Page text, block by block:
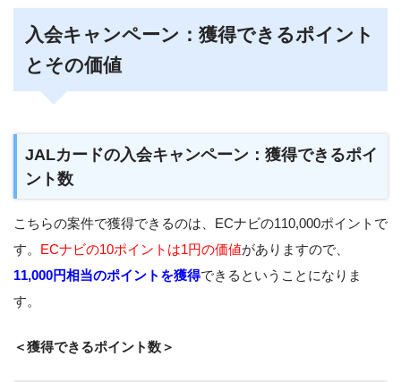
入会キャンペーン：獲得できるポイント
とその価値
JALカードの入会キャンペーン：獲得できるポイ
ント数
こちらの案件で獲得できるのは、ECナビの110,000ポイントで
す。 ECナビの10ポイントは1円の価値がありますので、
11,000円相当のポイントを獲得できるということになりま
す。
＜獲得できるポイント数＞